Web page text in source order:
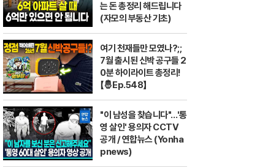
는 돈 총정리 해드립니다
(자모의 부동산 기초)
여기 천재들만 모였나?;;
7월 출시된 신박 공구들 2
0분 하이라이트 총정리!
【🤴Ep.548】
"이 남성을 찾습니다"…'통
영 살인' 용의자 CCTV
공개 / 연합뉴스 (Yonha
pnews)